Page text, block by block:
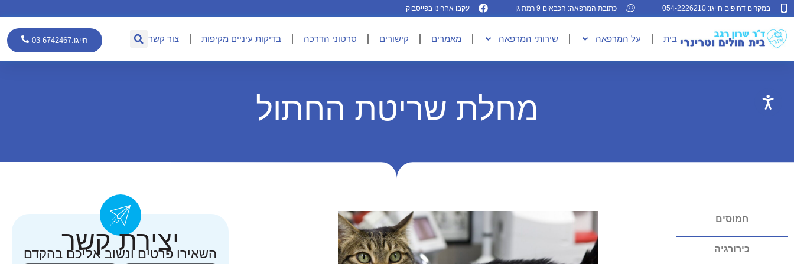
במקרים דחופים חייגו: 054-2226210 כתובת המרפאה: הכבאים 9 רמת גן עקבו אחרינו בפייסבוק
בית על המרפאה שירותי המרפאה מאמרים קישורים סרטוני הדרכה בדיקות עיניים מקיפות צור קשר חייגו:03-6742467
מחלת שריטת החתול
יצירת קשר
השאירו פרטים ונשוב אליכם בהקדם
חמוסים
כירורגיה